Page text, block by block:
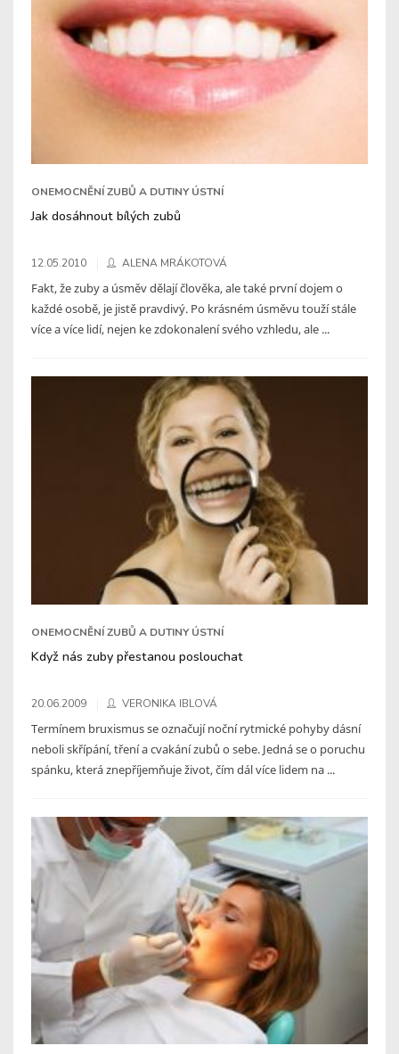
ONEMOCNĚNÍ ZUBŮ A DUTINY ÚSTNÍ
Jak dosáhnout bílých zubů
12.05.2010 ALENA MRÁKOTOVÁ
Fakt, že zuby a úsměv dělají člověka, ale také první dojem o
každé osobě, je jistě pravdivý. Po krásném úsměvu touží stále
více a více lidí, nejen ke zdokonalení svého vzhledu, ale ...
ONEMOCNĚNÍ ZUBŮ A DUTINY ÚSTNÍ
Když nás zuby přestanou poslouchat
20.06.2009 VERONIKA IBLOVÁ
Termínem bruxismus se označují noční rytmické pohyby dásní
neboli skřípání, tření a cvakání zubů o sebe. Jedná se o poruchu
spánku, která znepříjemňuje život, čím dál více lidem na ...